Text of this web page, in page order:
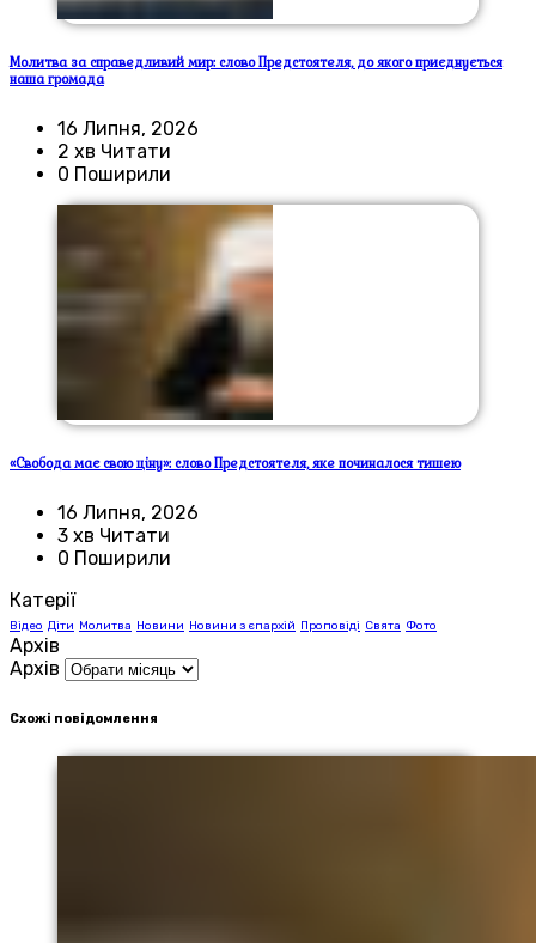
Молитва за справедливий мир: слово Предстоятеля, до якого приєднується
наша громада
16 Липня, 2026
2 хв Читати
0 Поширили
«Свобода має свою ціну»: слово Предстоятеля, яке починалося тишею
16 Липня, 2026
3 хв Читати
0 Поширили
Катерії
Відео Діти Молитва Новини Новини з єпархій Проповіді Свята Фото
Архів
Архів
Схожі повідомлення